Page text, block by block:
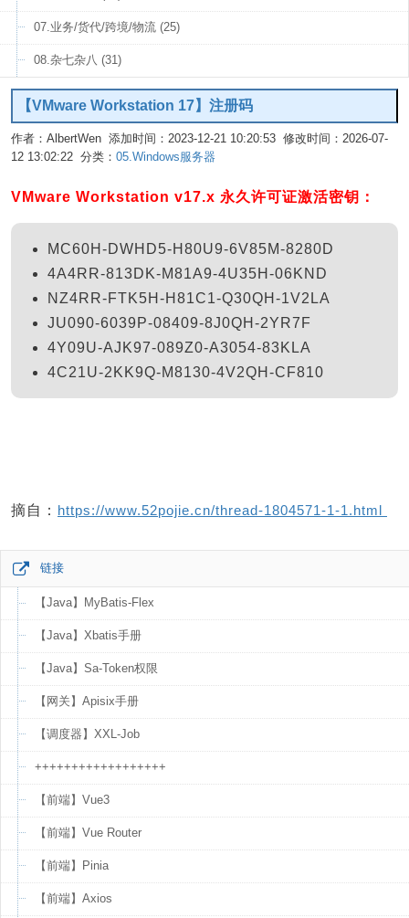
07.业务/货代/跨境/物流 (25)
08.杂七杂八 (31)
【VMware Workstation 17】注册码
作者：AlbertWen 添加时间：2023-12-21 10:20:53 修改时间：2026-07-
12 13:02:22 分类： 05.Windows服务器
VMware Workstation v17.x 永久许可证激活密钥：
MC60H-DWHD5-H80U9-6V85M-8280D
4A4RR-813DK-M81A9-4U35H-06KND
NZ4RR-FTK5H-H81C1-Q30QH-1V2LA
JU090-6039P-08409-8J0QH-2YR7F
4Y09U-AJK97-089Z0-A3054-83KLA
4C21U-2KK9Q-M8130-4V2QH-CF810
摘自： https://www.52pojie.cn/thread-1804571-1-1.html
链接
【Java】MyBatis-Flex
【Java】Xbatis手册
【Java】Sa-Token权限
【网关】Apisix手册
【调度器】XXL-Job
++++++++++++++++++
【前端】Vue3
【前端】Vue Router
【前端】Pinia
【前端】Axios